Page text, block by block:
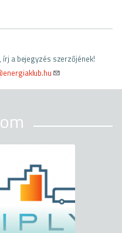
írj a bejegyzés szerzőjének!